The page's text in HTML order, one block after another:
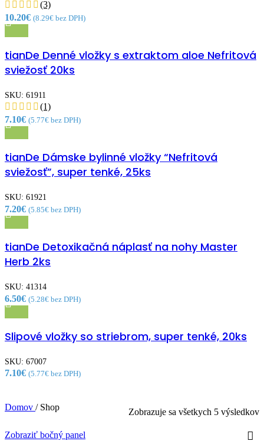
(3)
10.20€ (8.29€ bez DPH)
Pridať medzi obľúbené
tianDe Denné vložky s extraktom aloe Nefritová
sviežosť 20ks
SKU: 61911
(1)
7.10€ (5.77€ bez DPH)
Pridať medzi obľúbené
tianDe Dámske bylinné vložky “Nefritová
sviežosť”, super tenké, 25ks
SKU: 61921
7.20€ (5.85€ bez DPH)
Pridať medzi obľúbené
tianDe Detoxikačná náplasť na nohy Master
Herb 2ks
SKU: 41314
6.50€ (5.28€ bez DPH)
Pridať medzi obľúbené
Slipové vložky so striebrom, super tenké, 20ks
SKU: 67007
7.10€ (5.77€ bez DPH)
Domov / Shop Zobrazuje sa všetkych 5 výsledkov
Zobraziť bočný panel